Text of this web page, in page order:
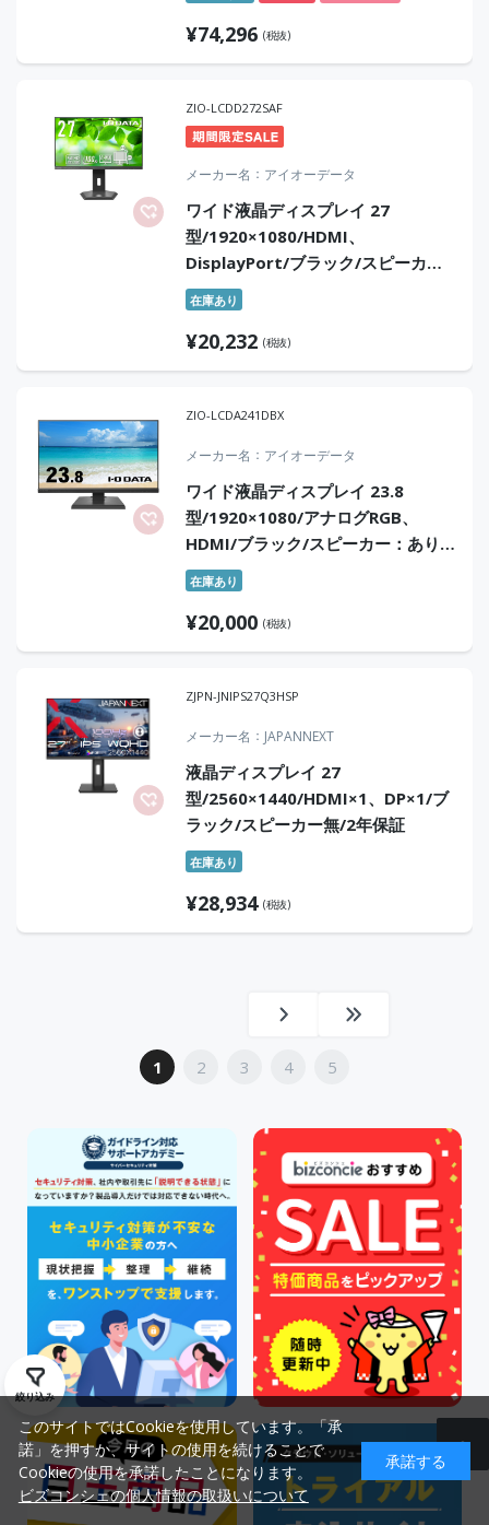
¥74,296 (税抜)
ZIO-LCDD272SAF
メーカー名 アイオーデータ
ワイド液晶ディスプレイ 27
型/1920×1080/HDMI、
DisplayPort/ブラック/スピーカ
ー：あり/「5年保証」/100Hz対応/
広可動域なフリースタイルスタンド
在庫あり
¥20,232 (税抜)
ZIO-LCDA241DBX
メーカー名 アイオーデータ
ワイド液晶ディスプレイ 23.8
型/1920×1080/アナログRGB、
HDMI/ブラック/スピーカー：あり/
よりサステナブルなディスプレイへ/
「5年保証」「無輝点保証」3辺フレ
ームレス
在庫あり
¥20,000 (税抜)
ZJPN-JNIPS27Q3HSP
メーカー名 JAPANNEXT
液晶ディスプレイ 27
型/2560×1440/HDMI×1、DP×1/ブ
ラック/スピーカー無/2年保証
在庫あり
¥28,934 (税抜)
1 2 3 4 5
絞り込み
このサイトではCookieを使用しています。「承
諾」を押すか、サイトの使用を続けることで
Cookieの使用を承諾したことになります。
ビズコンシェの個人情報の取扱いについて
承諾する